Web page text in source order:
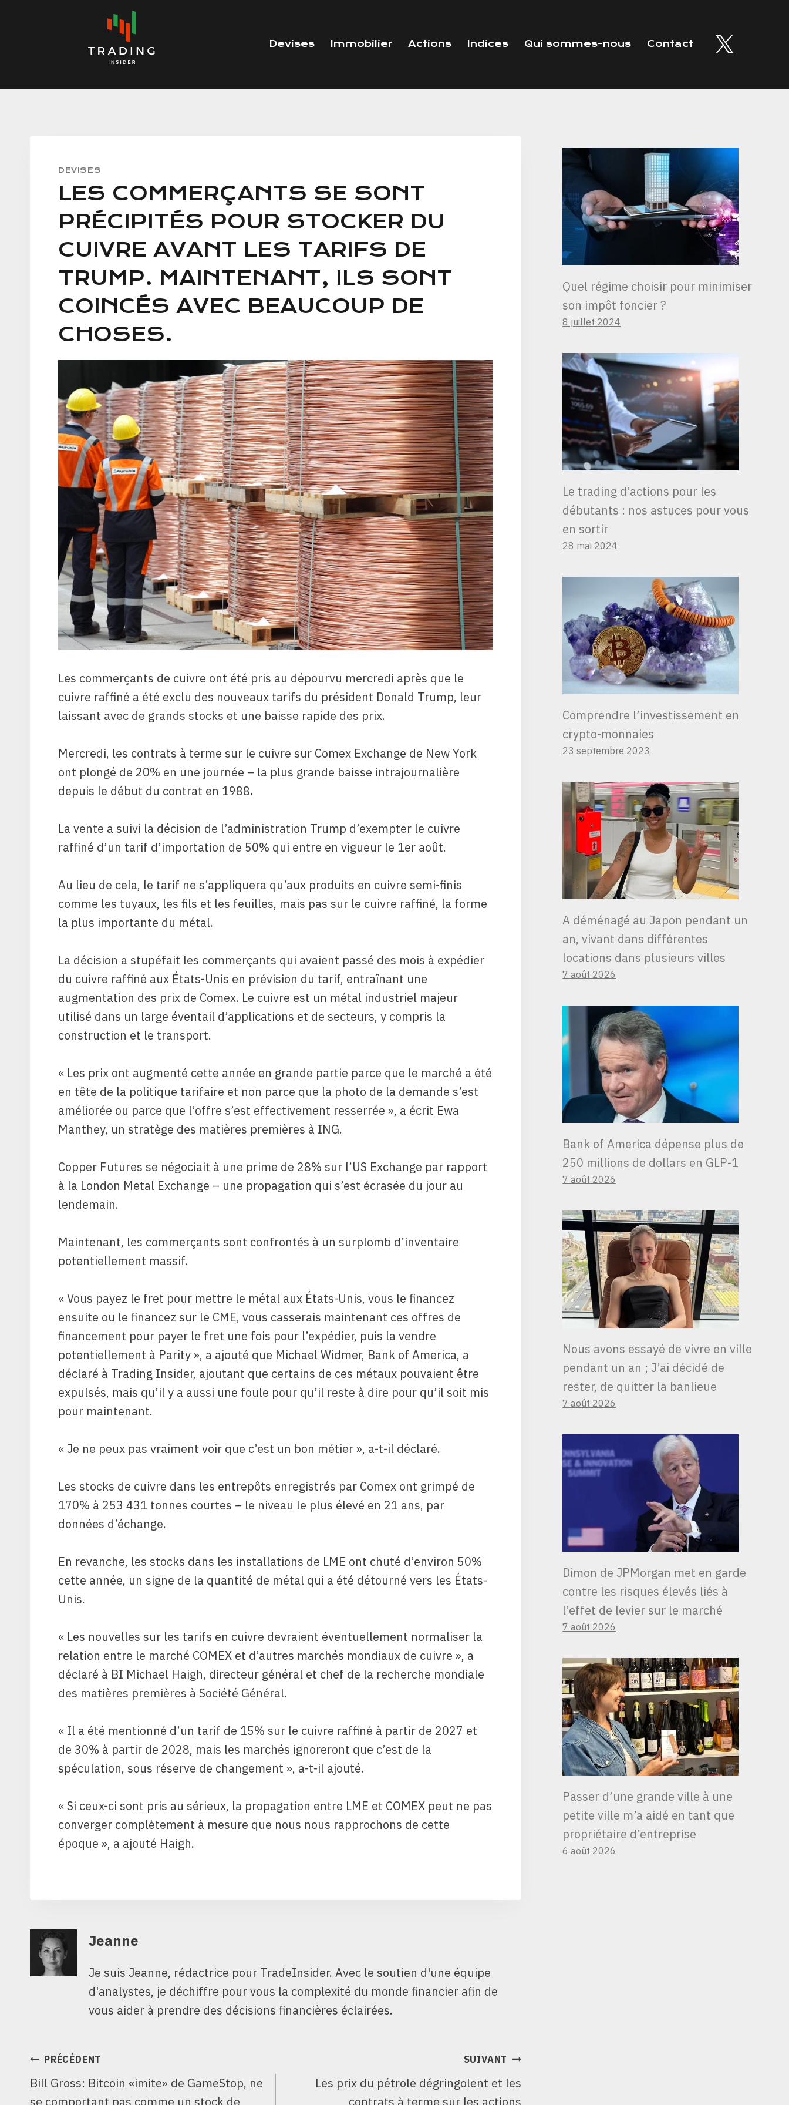
Devises Immobilier Actions Indices Qui sommes-nous Contact
DEVISES
LES COMMERÇANTS SE SONT
PRÉCIPITÉS POUR STOCKER DU
CUIVRE AVANT LES TARIFS DE
TRUMP. MAINTENANT, ILS SONT
COINCÉS AVEC BEAUCOUP DE
CHOSES.
Les commerçants de cuivre ont été pris au dépourvu mercredi après que le
cuivre raffiné a été exclu des nouveaux tarifs du président Donald Trump, leur
laissant avec de grands stocks et une baisse rapide des prix.
Mercredi, les contrats à terme sur le cuivre sur Comex Exchange de New York
ont plongé de 20% en une journée – la plus grande baisse intrajournalière
depuis le début du contrat en 1988.
La vente a suivi la décision de l’administration Trump d’exempter le cuivre
raffiné d’un tarif d’importation de 50% qui entre en vigueur le 1er août.
Au lieu de cela, le tarif ne s’appliquera qu’aux produits en cuivre semi-finis
comme les tuyaux, les fils et les feuilles, mais pas sur le cuivre raffiné, la forme
la plus importante du métal.
La décision a stupéfait les commerçants qui avaient passé des mois à expédier
du cuivre raffiné aux États-Unis en prévision du tarif, entraînant une
augmentation des prix de Comex. Le cuivre est un métal industriel majeur
utilisé dans un large éventail d’applications et de secteurs, y compris la
construction et le transport.
« Les prix ont augmenté cette année en grande partie parce que le marché a été
en tête de la politique tarifaire et non parce que la photo de la demande s’est
améliorée ou parce que l’offre s’est effectivement resserrée », a écrit Ewa
Manthey, un stratège des matières premières à ING.
Copper Futures se négociait à une prime de 28% sur l’US Exchange par rapport
à la London Metal Exchange – une propagation qui s’est écrasée du jour au
lendemain.
Maintenant, les commerçants sont confrontés à un surplomb d’inventaire
potentiellement massif.
« Vous payez le fret pour mettre le métal aux États-Unis, vous le financez
ensuite ou le financez sur le CME, vous casserais maintenant ces offres de
financement pour payer le fret une fois pour l’expédier, puis la vendre
potentiellement à Parity », a ajouté que Michael Widmer, Bank of America, a
déclaré à Trading Insider, ajoutant que certains de ces métaux pouvaient être
expulsés, mais qu’il y a aussi une foule pour qu’il reste à dire pour qu’il soit mis
pour maintenant.
« Je ne peux pas vraiment voir que c’est un bon métier », a-t-il déclaré.
Les stocks de cuivre dans les entrepôts enregistrés par Comex ont grimpé de
170% à 253 431 tonnes courtes – le niveau le plus élevé en 21 ans, par
données d’échange.
En revanche, les stocks dans les installations de LME ont chuté d’environ 50%
cette année, un signe de la quantité de métal qui a été détourné vers les États-
Unis.
« Les nouvelles sur les tarifs en cuivre devraient éventuellement normaliser la
relation entre le marché COMEX et d’autres marchés mondiaux de cuivre », a
déclaré à BI Michael Haigh, directeur général et chef de la recherche mondiale
des matières premières à Société Général.
« Il a été mentionné d’un tarif de 15% sur le cuivre raffiné à partir de 2027 et
de 30% à partir de 2028, mais les marchés ignoreront que c’est de la
spéculation, sous réserve de changement », a-t-il ajouté.
« Si ceux-ci sont pris au sérieux, la propagation entre LME et COMEX peut ne pas
converger complètement à mesure que nous nous rapprochons de cette
époque », a ajouté Haigh.
Jeanne
Je suis Jeanne, rédactrice pour TradeInsider. Avec le soutien d'une équipe
d'analystes, je déchiffre pour vous la complexité du monde financier afin de
vous aider à prendre des décisions financières éclairées.
NAVIGATION
DE
PRÉCÉDENT
Bill Gross: Bitcoin «imite» de GameStop, ne
se comportant pas comme un stock de
SUIVANT
Les prix du pétrole dégringolent et les
contrats à terme sur les actions
Quel régime choisir pour minimiser
son impôt foncier ?
8 juillet 2024
Le trading d’actions pour les
débutants : nos astuces pour vous
en sortir
28 mai 2024
Comprendre l’investissement en
crypto-monnaies
23 septembre 2023
A déménagé au Japon pendant un
an, vivant dans différentes
locations dans plusieurs villes
7 août 2026
Bank of America dépense plus de
250 millions de dollars en GLP-1
7 août 2026
Nous avons essayé de vivre en ville
pendant un an ; J’ai décidé de
rester, de quitter la banlieue
7 août 2026
Dimon de JPMorgan met en garde
contre les risques élevés liés à
l’effet de levier sur le marché
7 août 2026
Passer d’une grande ville à une
petite ville m’a aidé en tant que
propriétaire d’entreprise
6 août 2026